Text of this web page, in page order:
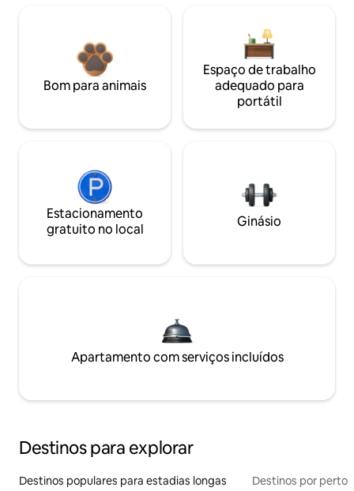
Bom para animais
Espaço de trabalho
adequado para
portátil
Estacionamento
gratuito no local
Ginásio
Apartamento com serviços incluídos
Destinos para explorar
Destinos populares para estadias longas Destinos por perto